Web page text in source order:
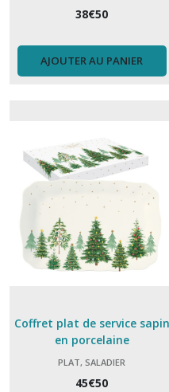
38€50
AJOUTER AU PANIER
Coffret plat de service sapin
en porcelaine
PLAT, SALADIER
45€50